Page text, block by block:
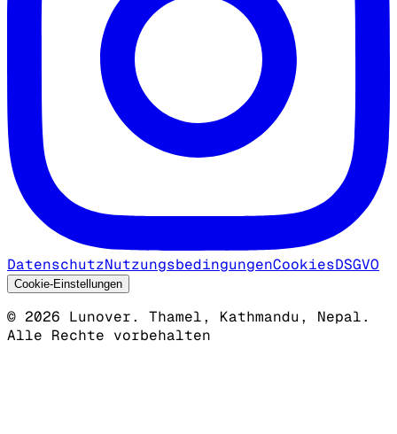
DatenschutzNutzungsbedingungenCookiesDSGVO
Cookie-Einstellungen
© 2026 Lunover. Thamel, Kathmandu, Nepal.
Alle Rechte vorbehalten